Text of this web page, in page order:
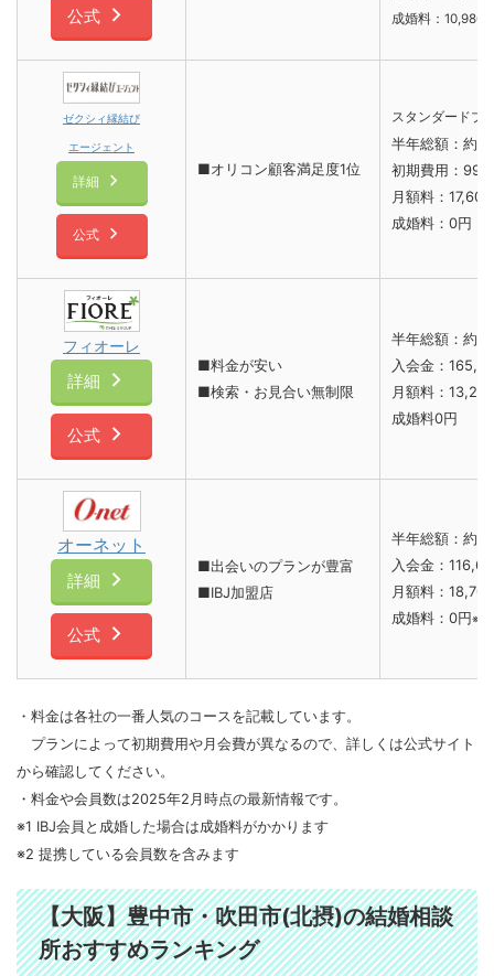
公式
成婚料：
ゼクシィ縁結び
エージェント
詳細
公式
■オリコン顧客満足度1位
スタンダードプ
半年総額：約
初期費用：
月額料：
成婚料：0円
フィオーレ
詳細
公式
■料金が安い
■検索・お見合い無制限
半年総額：約
入会金：
月額料：
成婚料0円
オーネット
詳細
公式
■出会いのプランが豊富
■IBJ加盟店
半年総額：約
入会金：
月額料：
成婚料：0円※
・料金は各社の一番人気のコースを記載しています。
プランによって初期費用や月会費が異なるので、詳しくは公式サイト
から確認してください。
・料金や会員数は2025年2月時点の最新情報です。
※1 IBJ会員と成婚した場合は成婚料がかかります
※2 提携している会員数を含みます
【大阪】豊中市・吹田市(北摂)の結婚相談
所おすすめランキング